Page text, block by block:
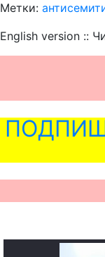
Метки:
English version ::